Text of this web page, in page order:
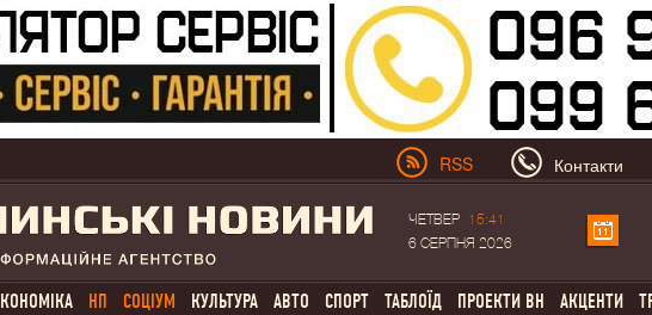
RSS Контакти
ЧЕТВЕР
15:41
6 СЕРПНЯ 2026
НП СОЦІУМ КУЛЬТУРА АВТО СПОРТ ТАБЛОЇД ПРОЕКТИ ВН АКЦЕНТИ